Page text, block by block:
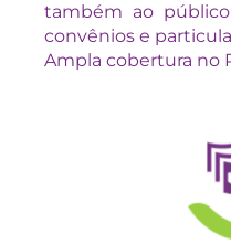
também ao
convênios e
Ampla cobertura no